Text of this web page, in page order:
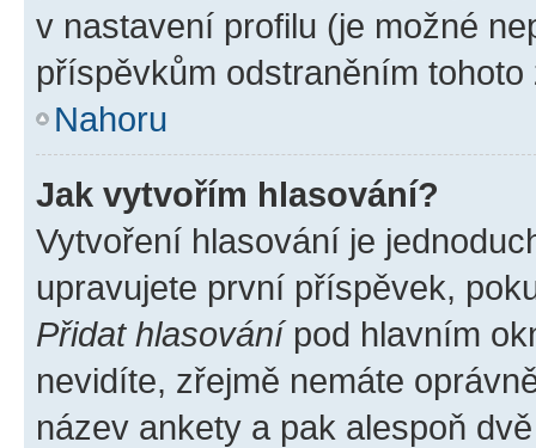
v nastavení profilu (je možné
příspěvkům odstraněním
Nahoru
Jak vytvořím hlasování?
Vytvoření hlasování je
upravujete první příspěvek,
Přidat hlasovánípod hlavním
nevidíte, zřejmě nemáte
název ankety a pak alespoň